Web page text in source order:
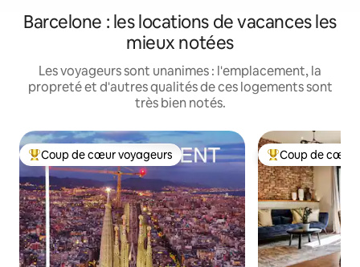
Barcelone : les locations de vacances les
mieux notées
Les voyageurs sont unanimes : l'emplacement, la
propreté et d'autres qualités de ces logements sont
très bien notés.
Coup de cœur voyageurs parmi les plus aimés
Coup de cœur voyageurs Coup de cœur
Coup de cœur